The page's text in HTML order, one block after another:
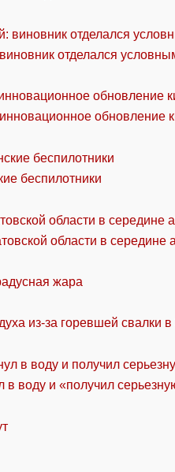
отделался
обновление
беспилотники
области в середине
жара
из-за горевшей свалки
воду и «получил